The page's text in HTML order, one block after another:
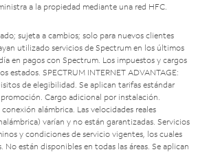
a la propiedad mediante una red HFC.
sujeta a cambios; solo para nuevos clientes
utilizado servicios de Spectrum en los últimos
en pagos con Spectrum. Los impuestos y cargos
estados. SPECTRUM INTERNET ADVANTAGE:
de elegibilidad. Se aplican tarifas estándar
Cargo adicional por instalación.
alámbrica. Las velocidades reales
varían y no están garantizadas. Servicios
y condiciones de servicio vigentes, los cuales
No están disponibles en todas las áreas. Se aplican